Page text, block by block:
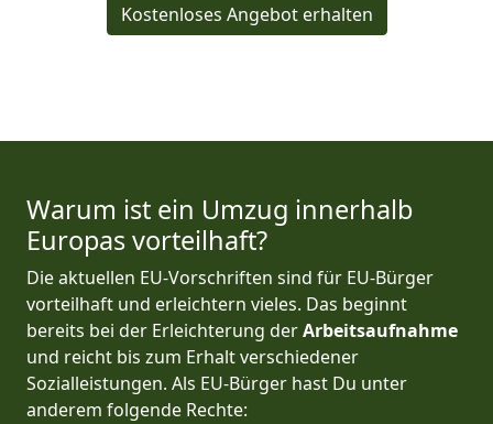
Kostenloses Angebot erhalten
Warum ist ein Umzug innerhalb
Europas vorteilhaft?
Die aktuellen EU-Vorschriften sind für EU-Bürger
vorteilhaft und erleichtern vieles. Das beginnt
bereits bei der Erleichterung derArbeitsaufnahme
und reicht bis zum Erhalt verschiedener
Sozialleistungen. Als EU-Bürger hast Du unter
anderem folgende Rechte: